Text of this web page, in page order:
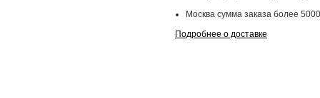
Москва сумма заказа более
Подробнее о доставке